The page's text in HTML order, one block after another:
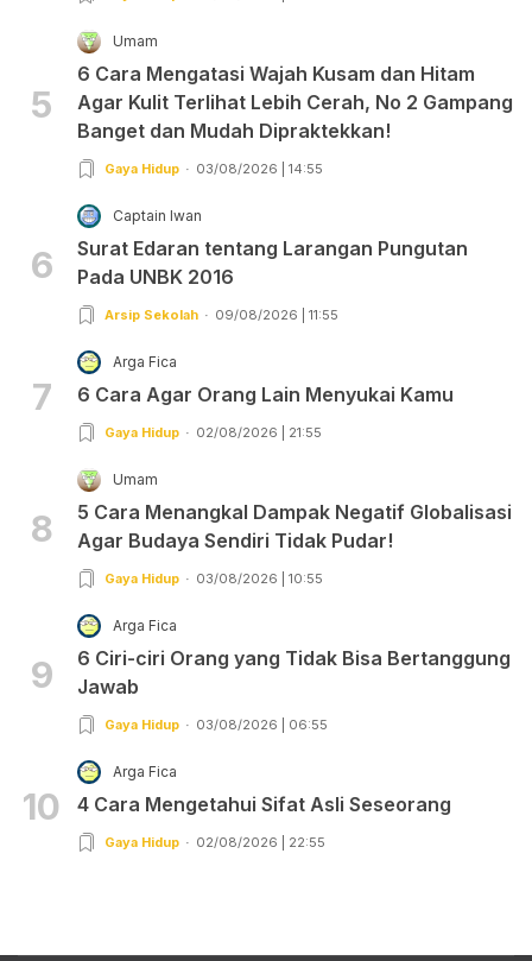
5
Umam
6 Cara Mengatasi Wajah Kusam dan Hitam
Agar Kulit Terlihat Lebih Cerah, No 2 Gampang
Banget dan Mudah Dipraktekkan!
Gaya Hidup 03/08/2026 | 14:55
6
Captain Iwan
Surat Edaran tentang Larangan Pungutan
Pada UNBK 2016
Arsip Sekolah 09/08/2026 | 11:55
7
Arga Fica
6 Cara Agar Orang Lain Menyukai Kamu
Gaya Hidup 02/08/2026 | 21:55
8
Umam
5 Cara Menangkal Dampak Negatif Globalisasi
Agar Budaya Sendiri Tidak Pudar!
Gaya Hidup 03/08/2026 | 10:55
9
Arga Fica
6 Ciri-ciri Orang yang Tidak Bisa Bertanggung
Jawab
Gaya Hidup 03/08/2026 | 06:55
10
Arga Fica
4 Cara Mengetahui Sifat Asli Seseorang
Gaya Hidup 02/08/2026 | 22:55